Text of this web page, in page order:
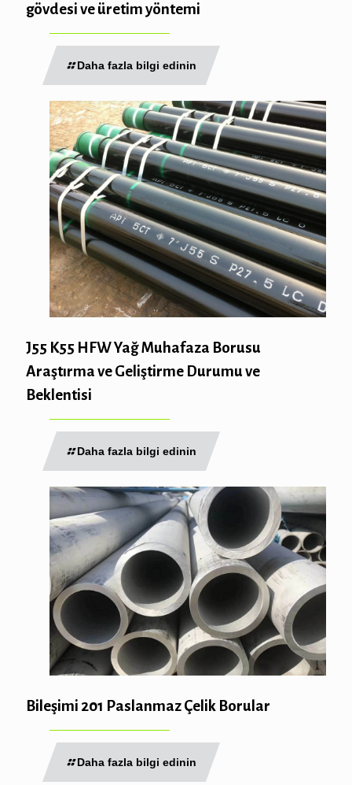
gövdesi ve üretim yöntemi
Daha fazla bilgi edinin
J55 K55 HFW Yağ Muhafaza Borusu
Araştırma ve Geliştirme Durumu ve
Beklentisi
Daha fazla bilgi edinin
Bileşimi 201 Paslanmaz Çelik Borular
Daha fazla bilgi edinin